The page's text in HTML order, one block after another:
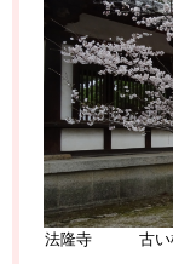
法隆寺 古い桜